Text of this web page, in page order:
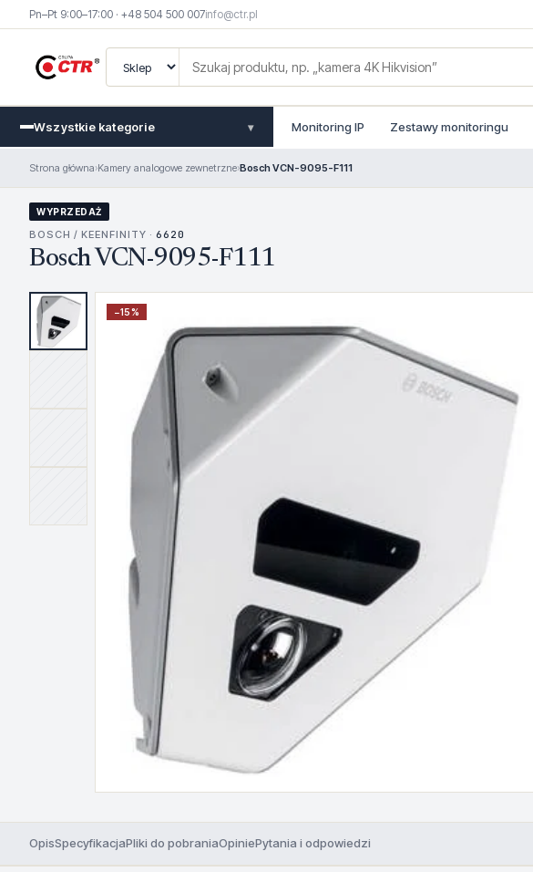
Pn–Pt 9:00–17:00 · +48 504 500 007info@ctr.pl
Wszystkie kategorie ▾ Monitoring IP Zestawy monitoringu
Strona główna›Kamery analogowe zewnetrzne›Bosch VCN-9095-F111
WYPRZEDAŻ
BOSCH / KEENFINITY · 6620
Bosch VCN-9095-F111
−15%
OpisSpecyfikacjaPliki do pobraniaOpiniePytania i odpowiedzi